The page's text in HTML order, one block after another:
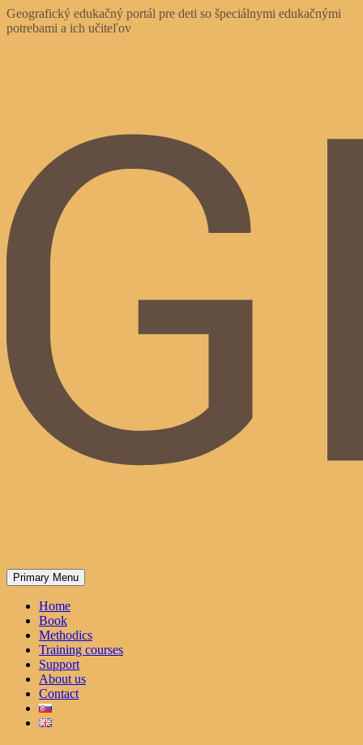
Skip
to
Geografický edukačný portál pre deti so špeciálnymi edukačnými
potrebami a ich učiteľov
Primary Menu
Home
Book
Methodics
Training courses
Support
About us
Contact